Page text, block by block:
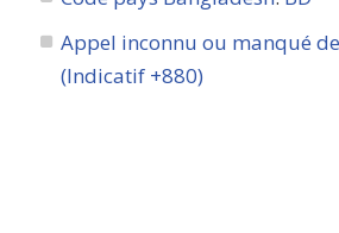
Appel inconnu ou manqué
(Indicatif +880)